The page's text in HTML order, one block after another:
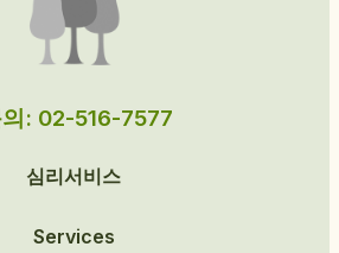
: 02-516-7577
심리서비스
Services